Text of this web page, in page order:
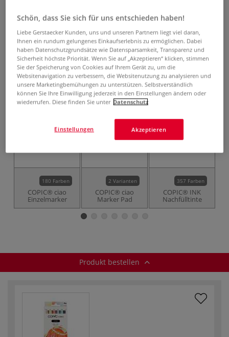
23,08 €
inklusive 20% bzw. 10% MwSt,
ggf. zuzüglichVersandkosten
Produkt bestellen
Das könnte Sie auch interessieren
180 Farben
COPIC® ciao
Einzelmarker
2 Varianten
COPIC® ciao
Marker Pad
357 Farben
COPIC® INK
Nachfülltinte
Produkt bestellen
Schön, dass Sie sich für uns entschieden haben!
Liebe Gerstaecker Kunden, uns und unseren Partnern liegt viel daran,
Ihnen ein rundum gelungenes Einkaufserlebnis zu ermöglichen. Dabei
haben Datenschutzgrundsätze wie Datensparsamkeit, Transparenz und
Sicherheit höchste Priorität. Wenn Sie auf „Akzeptieren“ klicken, stimmen
Sie der Speicherung von Cookies auf Ihrem Gerät zu, um die
Websitenavigation zu verbessern, die Websitenutzung zu analysieren und
unsere Marketingbemühungen zu unterstützen. Selbstverständlich
können Sie Ihre Einwilligung jederzeit in den Einstellungen ändern oder
wiederrufen. Diese finden Sie unter Datenschutz
Akzeptieren
Einstellungen